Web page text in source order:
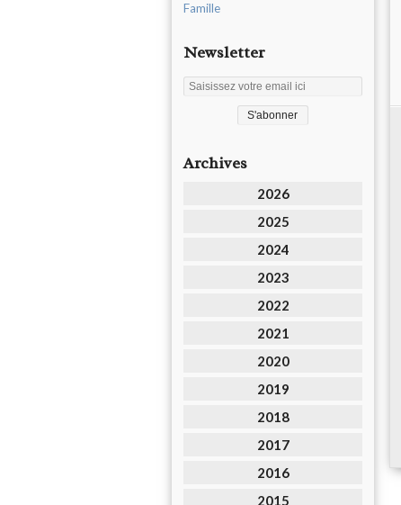
Famille
Newsletter
Archives
2026
2025
2024
2023
2022
2021
2020
2019
2018
2017
2016
2015